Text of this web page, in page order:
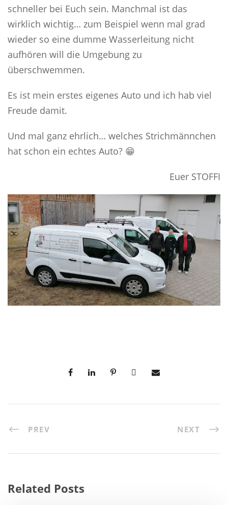
schneller bei Euch sein. Manchmal ist das
wirklich wichtig… zum Beispiel wenn mal grad
wieder so eine dumme Wasserleitung nicht
aufhören will die Umgebung zu
überschwemmen.
Es ist mein erstes eigenes Auto und ich hab viel
Freude damit.
Und mal ganz ehrlich… welches Strichmännchen
hat schon ein echtes Auto? 😁
Euer STOFFI
PREV NEXT
Related Posts